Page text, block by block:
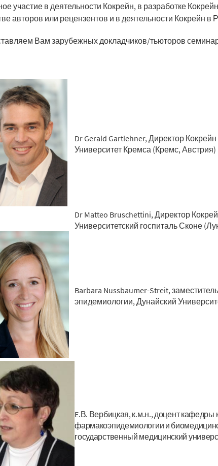
участие в деятельности Кокрейн, в разработке
авторов или рецензентов и в деятельности Кокрейн в
Вам зарубежных докладчиков/тьюторов
Dr Gerald Gartlehner, Директор
Университет Кремса (Кремс, Австрия)
Dr Matteo Bruschettini, Директор
Университетский госпиталь Сконе
Barbara Nussbaumer-Streit,
эпидемиологии, Дунайский
E.В. Вербицкая, к.м.н., доцент кафедры
фармакоэпидемиологии и
государственный медицинский